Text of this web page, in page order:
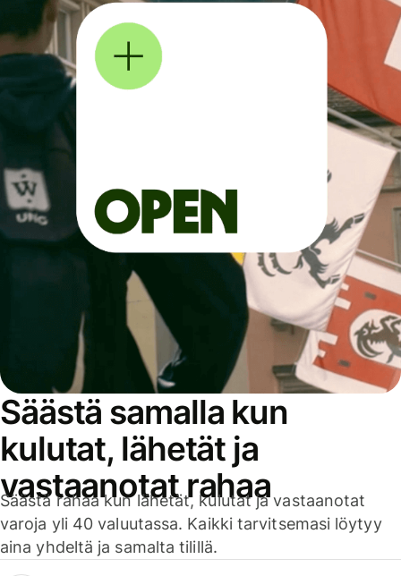
Säästä samalla kun
kulutat, lähetät ja
vastaanotat rahaa
Säästä rahaa kun lähetät, kulutat ja vastaanotat
varoja yli 40 valuutassa. Kaikki tarvitsemasi löytyy
aina yhdeltä ja samalta tilillä.